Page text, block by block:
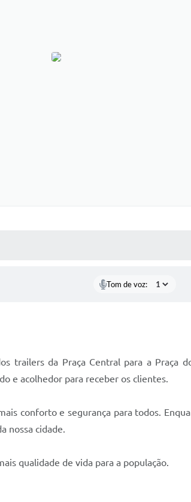
Tom de voz:
trailers da Praça Central para a Praça
e acolhedor para receber os clientes.
conforto e segurança para todos.
nossa cidade.
qualidade de vida para a população.